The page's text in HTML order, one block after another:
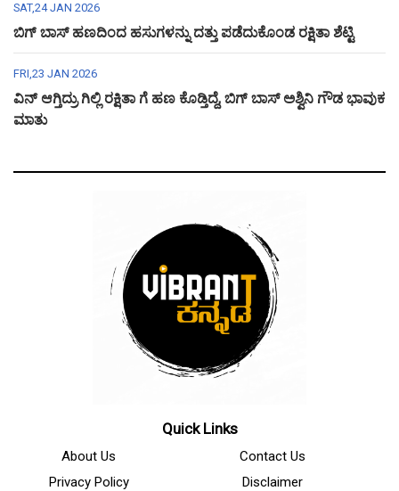
SAT,24 JAN 2026
ಬಿಗ್ ಬಾಸ್ ಹಣದಿಂದ ಹಸುಗಳನ್ನು ದತ್ತು ಪಡೆದುಕೊಂಡ ರಕ್ಷಿತಾ ಶೆಟ್ಟಿ
FRI,23 JAN 2026
ವಿನ್ ಆಗ್ತಿದ್ರು ಗಿಲ್ಲಿ ರಕ್ಷಿತಾ ಗೆ ಹಣ ಕೊಡ್ತಿದ್ದೆ, ಬಿಗ್ ಬಾಸ್ ಅಶ್ವಿನಿ ಗೌಡ ಭಾವುಕ
ಮಾತು
Quick Links
About Us
Contact Us
Privacy Policy
Disclaimer